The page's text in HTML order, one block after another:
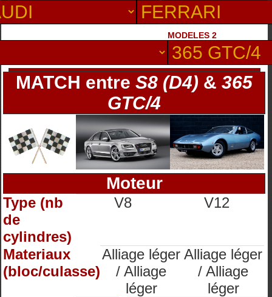
MODELES 2
MATCH entreS8 (D4) &365
GTC/4
Moteur
Type (nb
de
cylindres)
V8 V12
Materiaux
(bloc/culasse)
Alliage léger
/ Alliage
léger
Alliage léger
/ Alliage
léger